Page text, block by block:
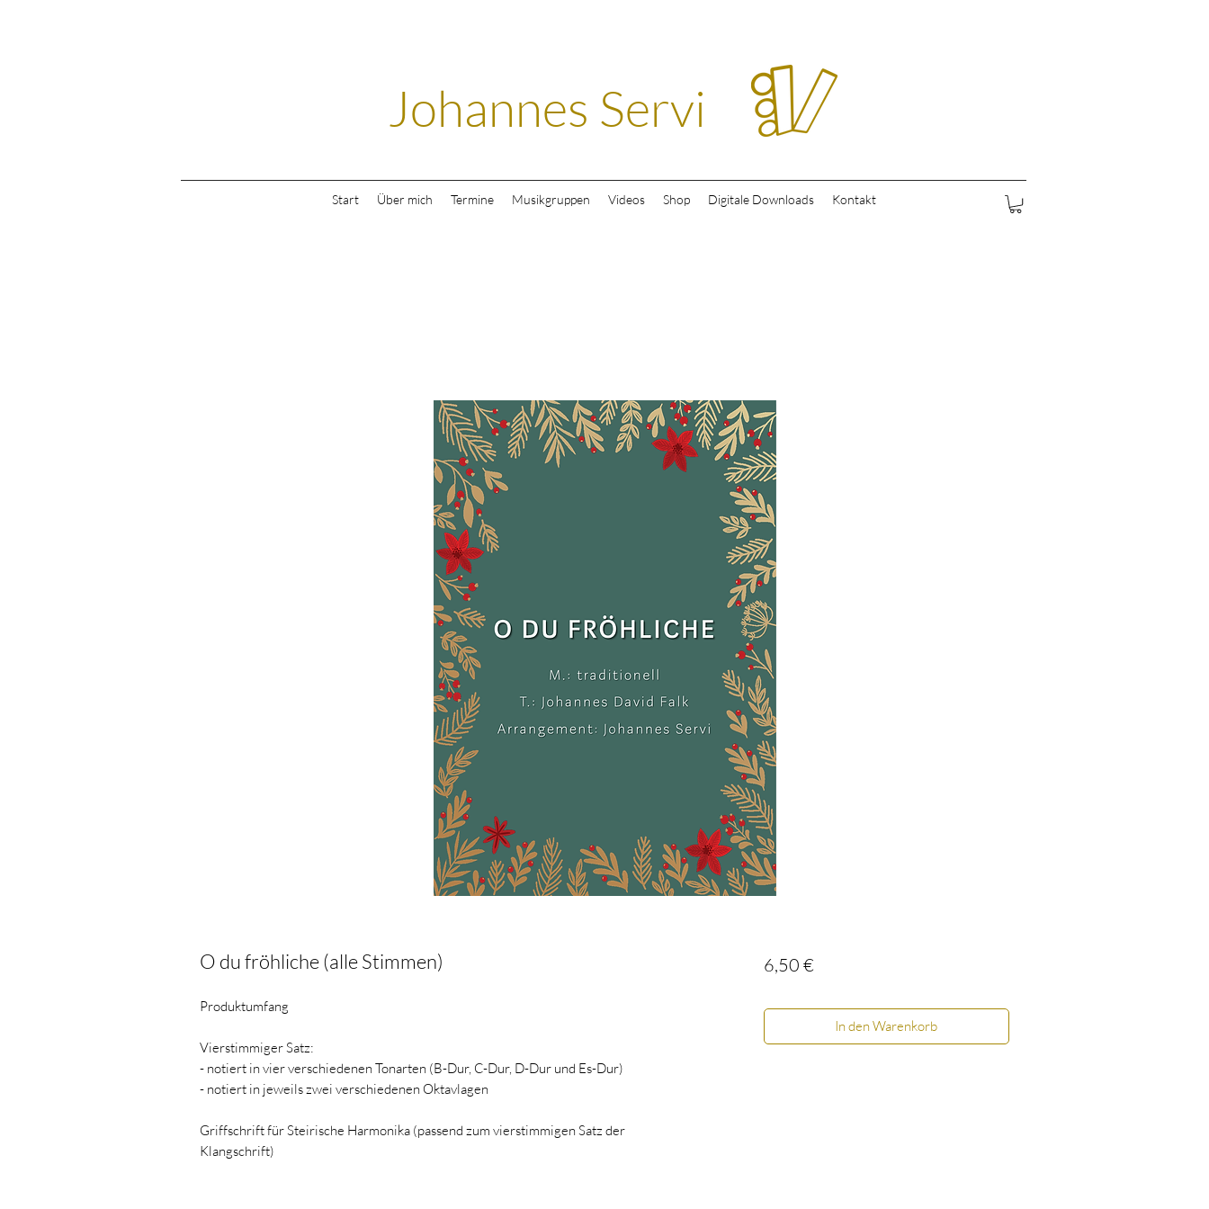
Johannes Servi
Start Über mich Termine Musikgruppen Videos Shop Digitale Downloads Kontakt
O du fröhliche (alle Stimmen)
Produktumfang
Vierstimmiger Satz:
- notiert in vier verschiedenen Tonarten (B-Dur, C-Dur, D-Dur und Es-Dur)
- notiert in jeweils zwei verschiedenen Oktavlagen
Griffschrift für Steirische Harmonika (passend zum vierstimmigen Satz der
Klangschrift)
6,50 €Preis
In den Warenkorb